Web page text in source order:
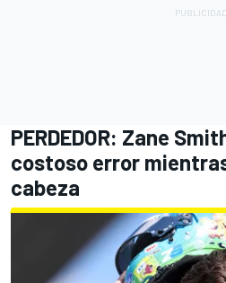
PERDEDOR: Zane
costoso error
cabeza